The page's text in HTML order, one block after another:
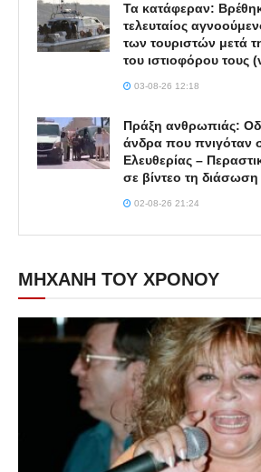
Τα κατάφεραν:
τελευταίος
των τουριστών μετά
του ιστιοφόρου τους
03-08-26 12:18
Πράξη ανθρωπιάς:
άνδρα που πνιγόταν
Ελευθερίας –
σε βίντεο τη διάσωση
02-08-26 21:24
ΜΗΧΑΝΗ ΤΟΥ ΧΡΟΝΟΥ